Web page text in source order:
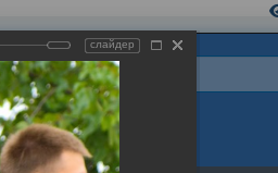
слайдер